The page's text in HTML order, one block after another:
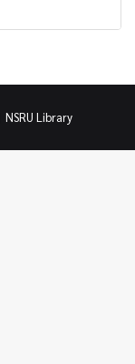
NSRU Library